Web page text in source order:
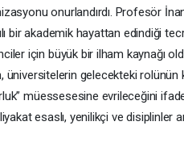
onurlandırdı. Profesör
bir akademik hayattan edindiği
için büyük bir ilham kaynağı
gelecekteki rolünün
müessesesine evrileceğini
esaslı, yenilikçi ve disiplinler